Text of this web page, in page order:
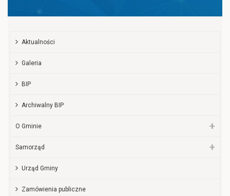
Aktualności
Galeria
BIP
Archiwalny BIP
O Gminie
Samorząd
Urząd Gminy
Zamówienia publiczne